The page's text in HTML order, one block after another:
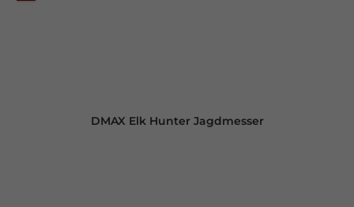
DMAX Elk Hunter Jagdmesser